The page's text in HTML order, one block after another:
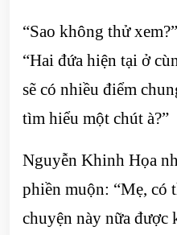
“Sao không thử
“Hai đứa hiện tại ở
sẽ có nhiều điểm
tìm hiểu một chút à?”
Nguyễn Khinh Họa
phiền muộn: “Mẹ, có
chuyện này nữa được